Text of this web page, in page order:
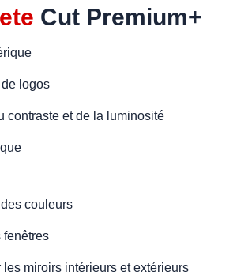
Cut Premium+
de logos
contraste et de la luminosité
couleurs
fenêtres
les miroirs intérieurs et extérieurs